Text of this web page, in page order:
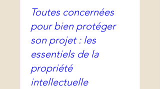
Toutes concernées
pour bien protéger
son projet : les
essentiels de la
propriété
intellectuelle